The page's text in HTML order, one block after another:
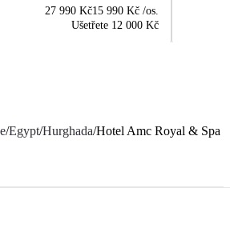
27 990 Kč15 990 Kč /os.
Ušetřete 12 000 Kč
/Egypt/Hurghada/Hotel Amc Royal & Spa